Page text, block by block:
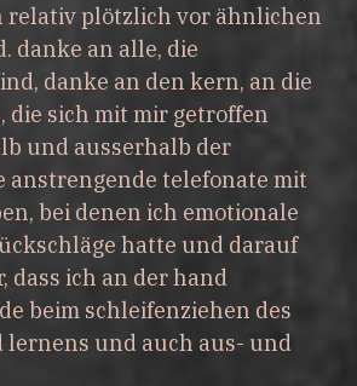
relativ plötzlich vor ähnlichen
danke an alle, die
danke an den kern, an die
die sich mit mir getroffen
und ausserhalb der
anstrengende telefonate mit
bei denen ich emotionale
hatte und darauf
dass ich an der hand
beim schleifenziehen des
lernens und auch aus- und